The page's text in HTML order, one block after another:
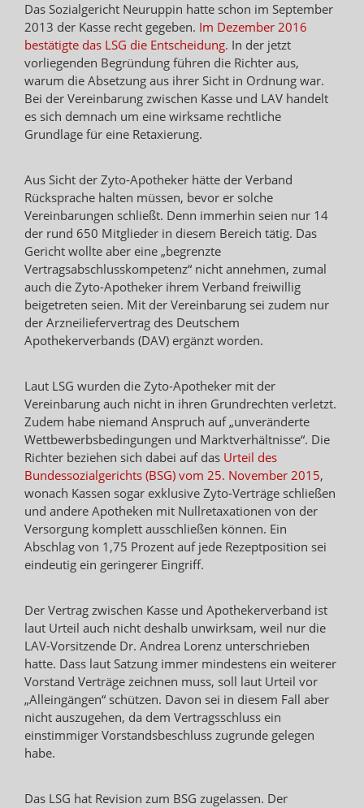
Das Sozialgericht Neuruppin hatte schon im September
2013 der Kasse recht gegeben. Im Dezember 2016
bestätigte das LSG die Entscheidung. In der jetzt
vorliegenden Begründung führen die Richter aus,
warum die Absetzung aus ihrer Sicht in Ordnung war.
Bei der Vereinbarung zwischen Kasse und LAV handelt
es sich demnach um eine wirksame rechtliche
Grundlage für eine Retaxierung.
Aus Sicht der Zyto-Apotheker hätte der Verband
Rücksprache halten müssen, bevor er solche
Vereinbarungen schließt. Denn immerhin seien nur 14
der rund 650 Mitglieder in diesem Bereich tätig. Das
Gericht wollte aber eine „begrenzte
Vertragsabschlusskompetenz“ nicht annehmen, zumal
auch die Zyto-Apotheker ihrem Verband freiwillig
beigetreten seien. Mit der Vereinbarung sei zudem nur
der Arzneiliefervertrag des Deutschem
Apothekerverbands (DAV) ergänzt worden.
Laut LSG wurden die Zyto-Apotheker mit der
Vereinbarung auch nicht in ihren Grundrechten verletzt.
Zudem habe niemand Anspruch auf „unveränderte
Wettbewerbsbedingungen und Marktverhältnisse“. Die
Richter beziehen sich dabei auf das Urteil des
Bundessozialgerichts (BSG) vom 25. November 2015,
wonach Kassen sogar exklusive Zyto-Verträge schließen
und andere Apotheken mit Nullretaxationen von der
Versorgung komplett ausschließen können. Ein
Abschlag von 1,75 Prozent auf jede Rezeptposition sei
eindeutig ein geringerer Eingriff.
Der Vertrag zwischen Kasse und Apothekerverband ist
laut Urteil auch nicht deshalb unwirksam, weil nur die
LAV-Vorsitzende Dr. Andrea Lorenz unterschrieben
hatte. Dass laut Satzung immer mindestens ein weiterer
Vorstand Verträge zeichnen muss, soll laut Urteil vor
„Alleingängen“ schützen. Davon sei in diesem Fall aber
nicht auszugehen, da dem Vertragsschluss ein
einstimmiger Vorstandsbeschluss zugrunde gelegen
habe.
Das LSG hat Revision zum BSG zugelassen. Der